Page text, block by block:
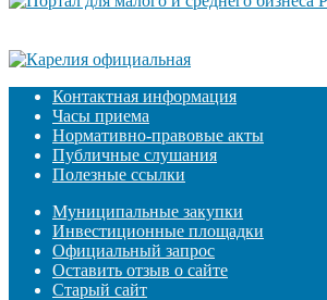
Контактная информация
Часы приема
Нормативно-правовые акты
Публичные слушания
Полезные ссылки
Муниципальные закупки
Инвестиционные площадки
Официальный запрос
Оставить отзыв о сайте
Старый сайт